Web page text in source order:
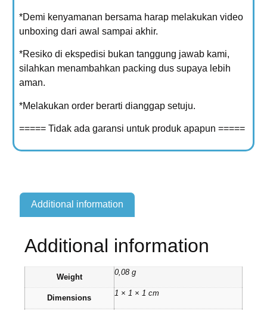
*Demi kenyamanan bersama harap melakukan video
unboxing dari awal sampai akhir.
*Resiko di ekspedisi bukan tanggung jawab kami,
silahkan menambahkan packing dus supaya lebih
aman.
*Melakukan order berarti dianggap setuju.
===== Tidak ada garansi untuk produk apapun =====
Additional information
Additional information
Weight
0,08 g
Dimensions
1 × 1 × 1 cm